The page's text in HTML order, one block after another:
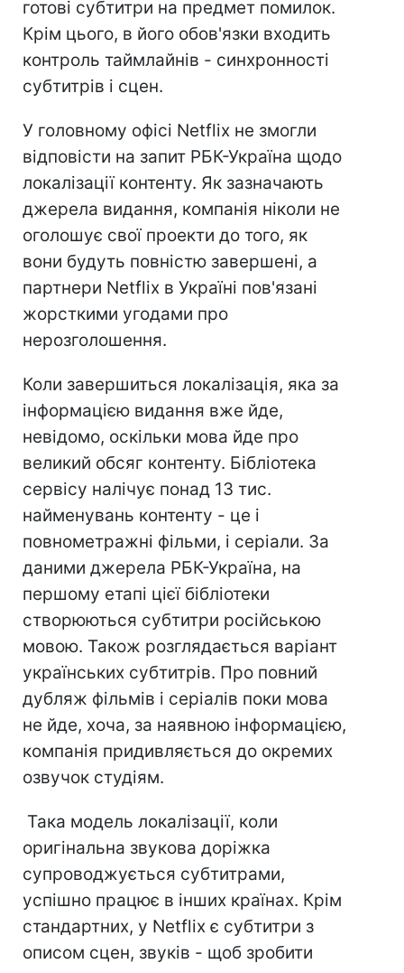
готові субтитри на предмет помилок.
Крім цього, в його обов'язки входить
контроль таймлайнів - синхронності
субтитрів і сцен.
У головному офісі Netflix не змогли
відповісти на запит РБК-Україна щодо
локалізації контенту. Як зазначають
джерела видання, компанія ніколи не
оголошує свої проекти до того, як
вони будуть повністю завершені, а
партнери Netflix в Україні пов'язані
жорсткими угодами про
нерозголошення.
Коли завершиться локалізація, яка за
інформацією видання вже йде,
невідомо, оскільки мова йде про
великий обсяг контенту. Бібліотека
сервісу налічує понад 13 тис.
найменувань контенту - це і
повнометражні фільми, і серіали. За
даними джерела РБК-Україна, на
першому етапі цієї бібліотеки
створюються субтитри російською
мовою. Також розглядається варіант
українських субтитрів. Про повний
дубляж фільмів і серіалів поки мова
не йде, хоча, за наявною інформацією,
компанія придивляється до окремих
озвучок студіям.
Така модель локалізації, коли
оригінальна звукова доріжка
супроводжується субтитрами,
успішно працює в інших країнах. Крім
стандартних, у Netflix є субтитри з
описом сцен, звуків - щоб зробити